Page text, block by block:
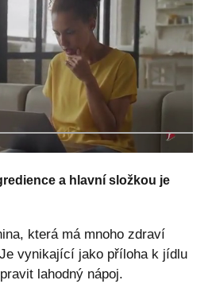
a hlavní složkou je
která má mnoho zdraví
vynikající jako příloha k jídlu
lahodný nápoj.